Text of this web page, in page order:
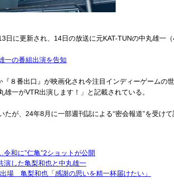
に更新され、14日の放送に元KAT-TUNの中丸雄一
一の番組出演を告知
８番出口』が映画化され今注目インディーゲーム
一がVTR出演します！」と記載されている。
が、24年8月に一部週刊誌による“密会報道”を受け
和に”仁亀”2ショットが公開
演した亀梨和也と中丸雄一
場 亀梨和也「感謝の思いを精一杯届けたい」